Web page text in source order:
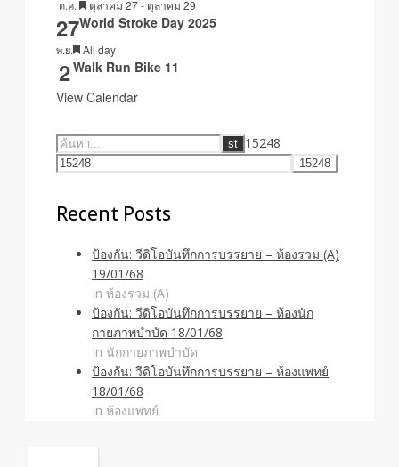
ต.ค.
27
Featured
ตุลาคม 27- ตุลาคม 29
World Stroke Day 2025
พ.ย.
2
Featured
All day
Walk Run Bike 11
View Calendar
15248
Recent Posts
ป้องกัน: วีดิโอบันทึกการบรรยาย – ห้องรวม (A)
19/01/68
In ห้องรวม (A)
ป้องกัน: วีดิโอบันทึกการบรรยาย – ห้องนัก
กายภาพบำบัด 18/01/68
In นักกายภาพบำบัด
ป้องกัน: วีดิโอบันทึกการบรรยาย – ห้องแพทย์
18/01/68
In ห้องแพทย์